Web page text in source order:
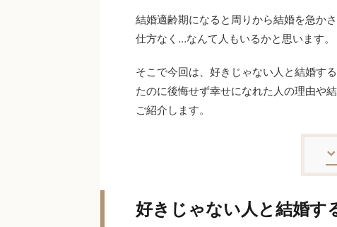
結婚適齢期になると周りから結婚を急か
仕方なく…なんて人もいるかと思います。
そこで今回は、好きじゃない人と結婚す
たのに後悔せず幸せになれた人の理由や
ご紹介します。
好きじゃない人と結婚す